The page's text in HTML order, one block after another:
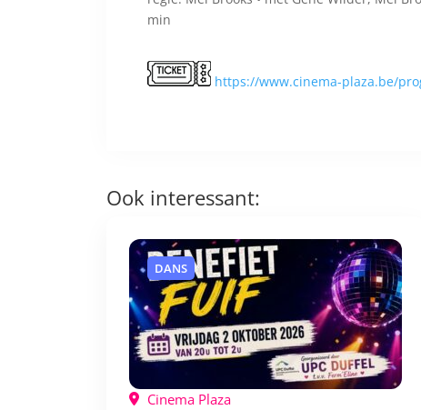
min
https://www.cinema-plaza.be/
Ook interessant:
DANS
Cinema Plaza